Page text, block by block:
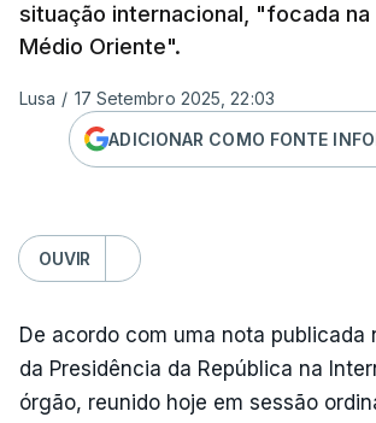
situação internacional, "focada na
Médio Oriente".
Lusa / 17 Setembro 2025, 22:03
ADICIONAR COMO FONTE
OUVIR
De acordo com uma nota publicada
da Presidência da República na
órgão, reunido hoje em sessão